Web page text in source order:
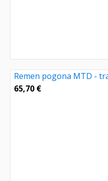
Remen pogona MTD -
65,70 €